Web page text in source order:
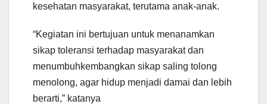
kesehatan masyarakat, terutama anak-anak.
“Kegiatan ini bertujuan untuk menanamkan
sikap toleransi terhadap masyarakat dan
menumbuhkembangkan sikap saling tolong
menolong, agar hidup menjadi damai dan lebih
berarti,” katanya